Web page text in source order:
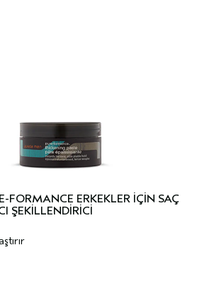
FORMANCE ERKEKLER IÇIN SAÇ
ŞEKILLENDIRICI